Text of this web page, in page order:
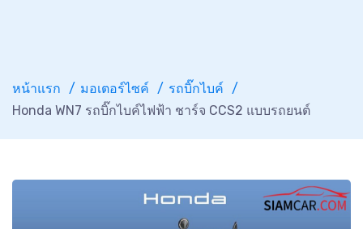
หน้าแรก มอเตอร์ไซค์
รถบิ๊กไบค์
Honda WN7 รถบิ๊กไบค์ไฟฟ้า ชาร์จ CCS2 แบบรถยนต์